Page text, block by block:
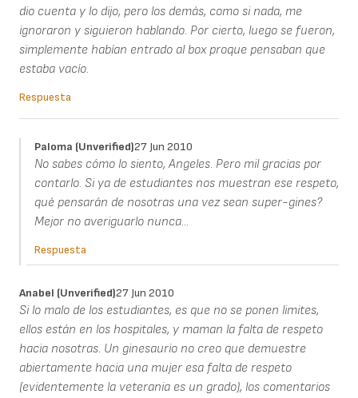
dio cuenta y lo dijo, pero los demás, como si nada, me
ignoraron y siguieron hablando. Por cierto, luego se fueron,
simplemente habían entrado al box proque pensaban que
estaba vacío.
Respuesta
Paloma (unverified)27 Jun 2010
No sabes cómo lo siento, Angeles. Pero mil gracias por
contarlo. Si ya de estudiantes nos muestran ese respeto,
qué pensarán de nosotras una vez sean super-gines?
Mejor no averiguarlo nunca...
Respuesta
Anabel (unverified)27 Jun 2010
Si lo malo de los estudiantes, es que no se ponen limites,
ellos están en los hospitales, y maman la falta de respeto
hacia nosotras. Un ginesaurio no creo que demuestre
abiertamente hacia una mujer esa falta de respeto
(evidentemente la veterania es un grado), los comentarios